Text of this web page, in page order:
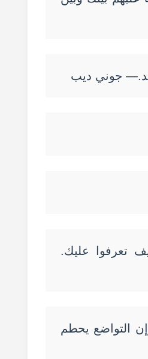
جوني ديب
تعرفوا عليك.
التواضع يحطم